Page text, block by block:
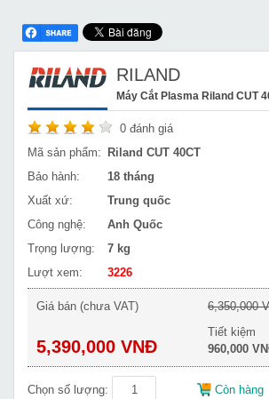
RILAND
Máy Cắt Plasma Riland CUT
0 đánh giá
Mã sản phẩm:
Riland CUT 40CT
Bảo hành:
18 tháng
Xuất xứ:
Trung quốc
Công nghệ:
Anh Quốc
Trọng lượng:
7 kg
Lượt xem:
3226
Giá bán (chưa VAT)
5,390,000 VNĐ
6,350,000
Tiết kiệm
960,000
Chọn số lượng: Còn hàng